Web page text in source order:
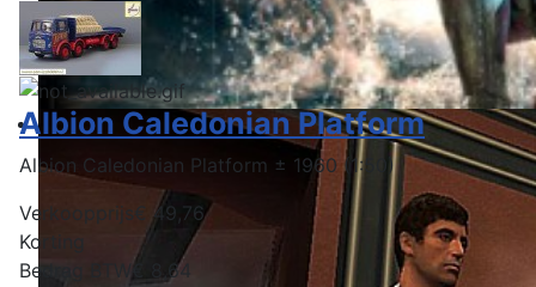
Albion Caledonian Platform
Albion Caledonian Platform ± 1960 (1:50)
Verkoopprijs€ 49,76
Korting
Bedrag BTW€ 8,64